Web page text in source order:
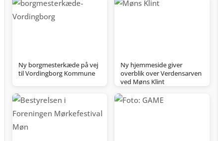
Ny borgmesterkæde på vej
til Vordingborg Kommune
Ny hjemmeside giver
overblik over Verdensarven
ved Møns Klint